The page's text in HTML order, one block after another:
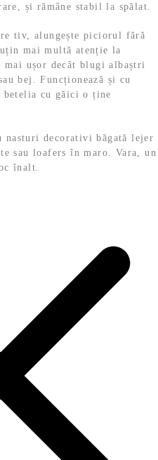
și rămâne stabil la spălat.
tiv, alungește piciorul fără
mai multă atenție la
mai ușor decât blugi albaștri
bej. Funcționează și cu
cu găici o ține
nasturi decorativi băgată lejer
sau loafers în maro. Vara, un
înalt.